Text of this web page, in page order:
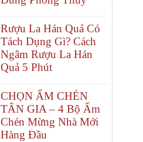
Rượu La Hán Quả Có
Tách Dụng Gì? Cách
Ngâm Rượu La Hán
Quả 5 Phút
CHỌN ẤM CHÉN
TÂN GIA – 4 Bộ Ấm
Chén Mừng Nhà Mới
Hàng Đầu